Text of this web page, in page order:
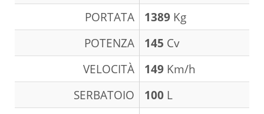
PORTATA
1389 Kg
POTENZA
145 Cv
VELOCITÀ
149 Km/h
SERBATOIO
100 L